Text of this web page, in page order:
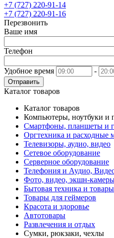
+7 (727) 220-91-14
+7 (727) 220-91-16
Перезвонить
Ваше имя
Телефон
Удобное время -
Отправить
Каталог товаров
Каталог товаров
Компьютеры, ноутбуки и
Смартфоны, планшеты и
Оргтехника и расходные
Телевизоры, аудио, видео
Сетевое оборудование
Серверное оборудование
Телефония и Аудио,
Фото, видео, экшн-
Бытовая техника и
Товары для геймеров
Красота и здоровье
Автотовары
Развлечения и отдых
Сумки, рюкзаки, чехлы